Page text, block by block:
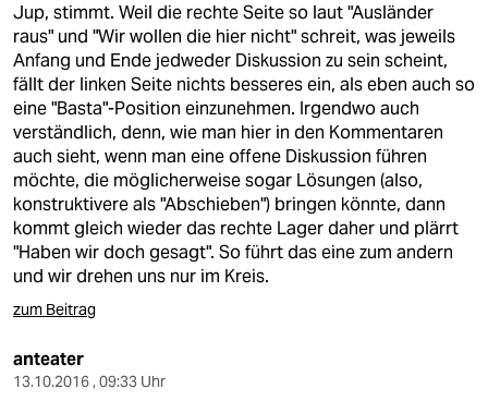
Jup, stimmt. Weil die rechte Seite so laut "Ausländer
raus" und "Wir wollen die hier nicht" schreit, was jeweils
Anfang und Ende jedweder Diskussion zu sein scheint,
fällt der linken Seite nichts besseres ein, als eben auch so
eine "Basta"-Position einzunehmen. Irgendwo auch
verständlich, denn, wie man hier in den Kommentaren
auch sieht, wenn man eine offene Diskussion führen
möchte, die möglicherweise sogar Lösungen (also,
konstruktivere als "Abschieben") bringen könnte, dann
kommt gleich wieder das rechte Lager daher und plärrt
"Haben wir doch gesagt". So führt das eine zum andern
und wir drehen uns nur im Kreis.
zum Beitrag
anteater
13.10.2016 , 09:33 Uhr